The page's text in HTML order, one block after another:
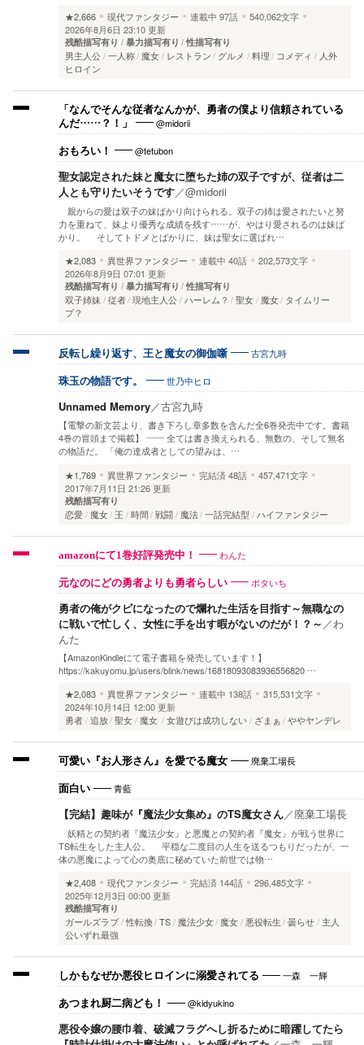
★2,666
現代ファンタジー 連載中 97話
540,062文字
2026年8月6日 23:10 更新
残酷描写有り 暴力描写有り 性描写有り
男主人公 一人称 魔女 レストラン グルメ 料理 コメディ
人外
ヒロイン
「なんでそんな従者なんかが、勇者の僕より信頼されている
んだ……？！」
@midorii
おもろい！ @tetubon
聖女認定された妹と魔女に堕ちた姉の双子ですが、従者は二
人とも守りたいそうです／@midorii
親からの愛は双子の妹ばかり向けられる。双子の姉は愛されたいと努
力を重ねて、妹より優秀な成績を残す……が、やはり愛されるのは妹ば
かり。 そしてトドメとばかりに、妹は聖女に選ばれ…
★2,083
異世界ファンタジー 連載中 40話
202,573文字
2026年8月9日 07:01 更新
残酷描写有り 暴力描写有り 性描写有り
双子姉妹 従者 現地主人公 ハーレム？ 聖女 魔女 タイムリー
プ？
反転し繰り返す、王と魔女の御伽噺 古宮九時
珠玉の物語です。 世乃中ヒロ
Unnamed Memory／古宮九時
【電撃の新文芸より、書き下ろし章多数を含んだ全6巻発売中です。書籍
4巻の冒頭まで掲載】 ―― 全ては書き換えられる、無数の、そして無名
の物語だ。 「俺の達成者としての望みは、…
★1,769
異世界ファンタジー 完結済48話
457,471文字
2017年7月11日 21:26 更新
残酷描写有り
恋愛 魔女 王 時間 戦闘 魔法 一話完結型 ハイファンタジー
amazonにて1巻好評発売中！ わんた
元なのにどの勇者よりも勇者らしい ポタいち
勇者の俺がクビになったので爛れた生活を目指す～無職なの
に戦いで忙しく、女性に手を出す暇がないのだが！？～ ／わ
んた
【AmazonKindleにて電子書籍を発売しています！】
https://kakuyomu.jp/users/blink/news/16818093083936556820 …
★2,083
異世界ファンタジー 連載中 138話
315,531文字
2024年10月14日 12:00 更新
勇者 追放 聖女 魔女 女遊びは成功しない ざまぁ ややヤンデレ
可愛い『お人形さん』を愛でる魔女 廃棄工場長
面白い 青藍
【完結】趣味が『魔法少女集め』のTS魔女さん／廃棄工場長
妖精との契約者『魔法少女』と悪魔との契約者『魔女』が戦う世界に
TS転生をした主人公。 平穏な二度目の人生を送るつもりだったが、一
体の悪魔によって心の奥底に秘めていた前世では物…
★2,408
現代ファンタジー 完結済 144話
296,485文字
2025年12月3日 00:00 更新
残酷描写有り
ガールズラブ 性転換 TS 魔法少女 魔女 悪役転生 曇らせ
主人
公いずれ最強
しかもなぜか悪役ヒロインに溺愛されてる 一森 一輝
あつまれ厨二病ども！ @kidyukino
悪役令嬢の腰巾着、破滅フラグへし折るために暗躍してたら